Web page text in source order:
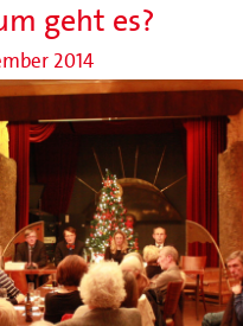
geht es?
2014